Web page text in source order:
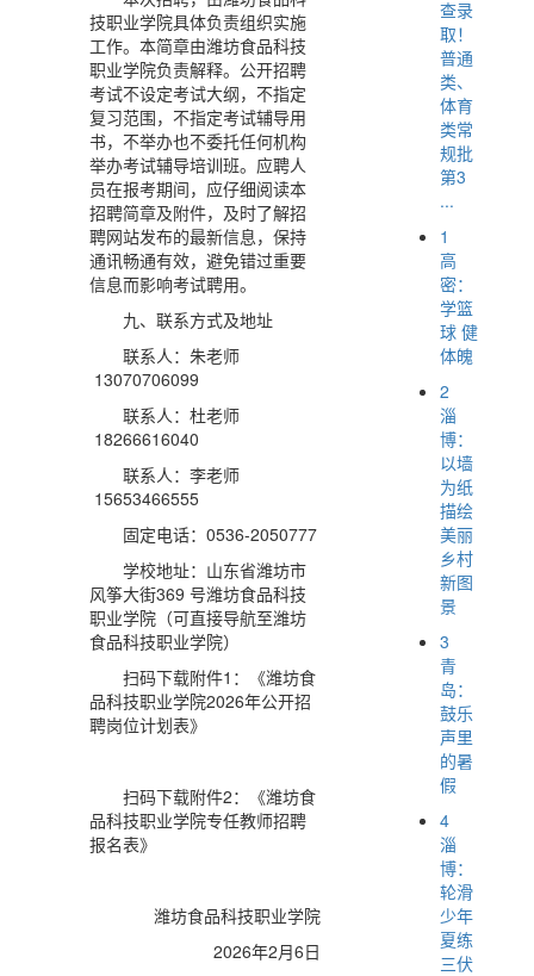
技职业学院具体负责组织实施
工作。本简章由潍坊食品科技
职业学院负责解释。公开招聘
考试不设定考试大纲，不指定
复习范围，不指定考试辅导用
书，不举办也不委托任何机构
举办考试辅导培训班。应聘人
员在报考期间，应仔细阅读本
招聘简章及附件，及时了解招
聘网站发布的最新信息，保持
通讯畅通有效，避免错过重要
信息而影响考试聘用。
九、联系方式及地址
联系人：朱老师
13070706099
联系人：杜老师
18266616040
联系人：李老师
15653466555
固定电话：0536-2050777
学校地址：山东省潍坊市
风筝大街369 号潍坊食品科技
职业学院（可直接导航至潍坊
食品科技职业学院）
扫码下载附件1：《潍坊食
品科技职业学院2026年公开招
聘岗位计划表》
扫码下载附件2：《潍坊食
品科技职业学院专任教师招聘
报名表》
潍坊食品科技职业学院
2026年2月6日
查录
取！
普通
类、
体育
类常
规批
第3
...
1
高
密：
学篮
球 健
体魄
2
淄
博：
以墙
为纸
描绘
美丽
乡村
新图
景
3
青
岛：
鼓乐
声里
的暑
假
4
淄
博：
轮滑
少年
夏练
三伏